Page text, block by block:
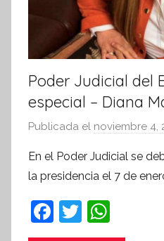
Poder Judicial del
especial – Diana
Publicada el noviembre 4,
En el Poder Judicial se
la presidencia el 7 de
F
a
T
w h